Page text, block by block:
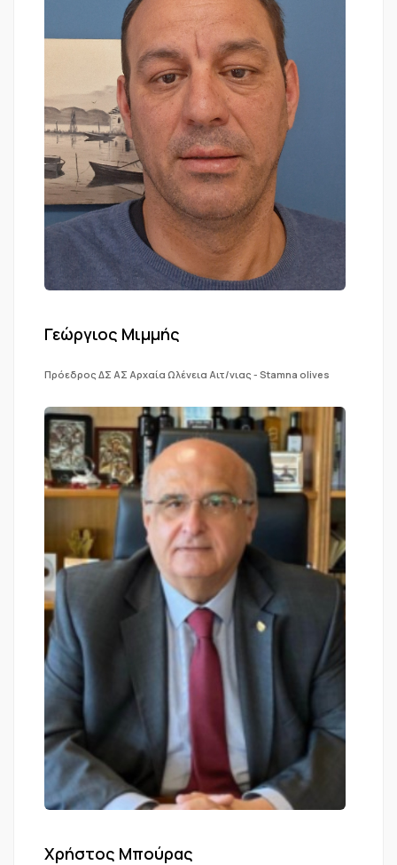
Γεώργιος Μιμμής
Πρόεδρος ΔΣ ΑΣ Αρχαία Ωλένεια Αιτ/νιας - Stamna olives
Χρήστος Μπούρας